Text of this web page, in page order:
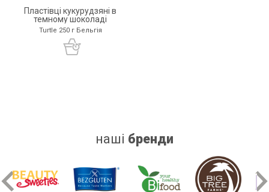
Пластівці кукурудзяні в
темному шоколаді
Turtle 250 г Бельгія
наші бренди